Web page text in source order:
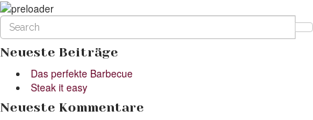
Neueste Beiträge
Das perfekte Barbecue
Steak it easy
Neueste Kommentare